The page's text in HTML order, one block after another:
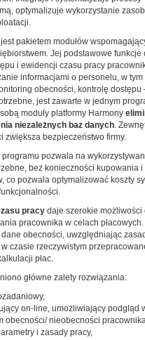
optymalizuje wykorzystanie
pakietem modułów
Jej podstawowe funkcje
i ewidencji czasu pracy
informacjami o personelu, w tym
obecności, kontrolę dostępu
jest zawarte w jednym
moduły platformy Harmony
niezależnych baz danych.
zwiększa bezpieczeństwo firmy.
programu pozwala na
bez konieczności kupowania
co pozwala optymalizować koszty
pracy daje szerokie możliwości
pracownika w celach
obecności, uwzględniając
czasie rzeczywistym
płac.
główne zalety rozwiązania:
on-line, umożliwiający podgląd
obecności/ nieobecności
i zasady pracy,